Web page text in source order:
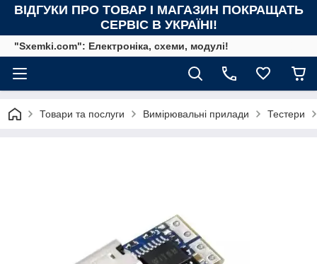
ВІДГУКИ ПРО ТОВАР І МАГАЗИН ПОКРАЩАТЬ
СЕРВІС В УКРАЇНІ!
"Sxemki.com": Електроніка, схеми, модулі!
Товари та послуги Вимірювальні прилади Тестери